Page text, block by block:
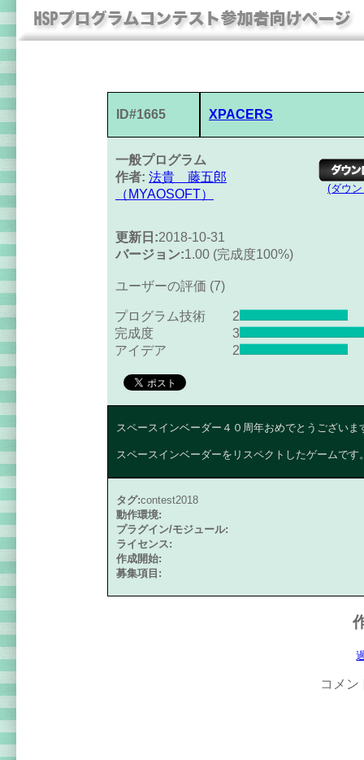
ID#1665 XPACERS
一般プログラム
作者: 法貴 藤五郎
（MYAOSOFT）
(ダウ
更新日:2018-10-31
バージョン:1.00 (完成度100%)
ユーザーの評価 (7)
プログラム技術
2
完成度
3
アイデア
2
スペースインベーダー４０周年おめでとうございま
スペースインベーダーをリスペクトしたゲームです
タグ:contest2018
動作環境:
プラグイン/モジュール:
ライセンス:
作成開始:
募集項目:
コメン